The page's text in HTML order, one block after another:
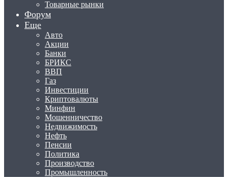
Товарные рынки
Форум
Еще
Авто
Акции
Банки
БРИКС
ВВП
Газ
Инвестиции
Криптовалюты
Минфин
Мошенничество
Недвижимость
Нефть
Пенсии
Политика
Производство
Промышленность